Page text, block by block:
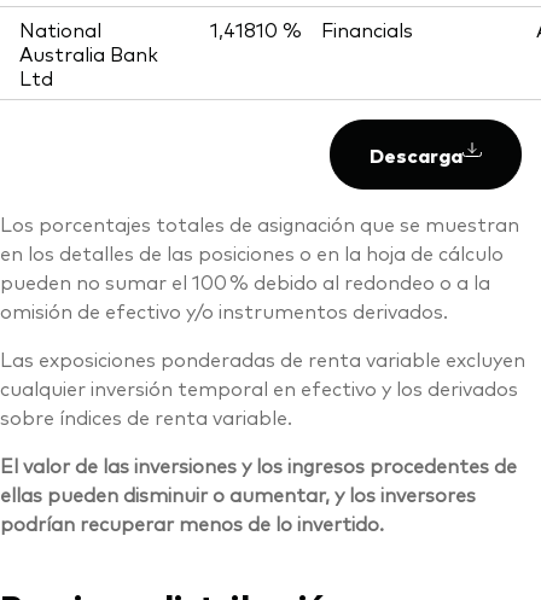
National
Australia Bank
Ltd
1,41810 % Financials
Descarga
Los porcentajes totales de asignación que se muestran
en los detalles de las posiciones o en la hoja de cálculo
pueden no sumar el 100 % debido al redondeo o a la
omisión de efectivo y/o instrumentos derivados.
Las exposiciones ponderadas de renta variable excluyen
cualquier inversión temporal en efectivo y los derivados
sobre índices de renta variable.
El valor de las inversiones y los ingresos procedentes de
ellas pueden disminuir o aumentar, y los inversores
podrían recuperar menos de lo invertido.